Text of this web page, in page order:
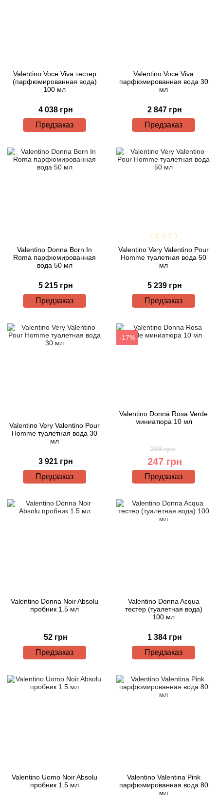
Valentino Voce Viva тестер
(парфюмированная вода)
100 мл
4 038 грн
Предзаказ
Valentino Voce Viva
парфюмированная вода 30
мл
2 847 грн
Предзаказ
Valentino Donna Born In
Roma парфюмированная
вода 50 мл
5 215 грн
Предзаказ
Valentino Very Valentino Pour
Homme туалетная вода 50
мл
5 239 грн
Предзаказ
Valentino Very Valentino Pour
Homme туалетная вода 30
мл
3 921 грн
Предзаказ
-17%
Valentino Donna Rosa Verde
миниатюра 10 мл
299 грн
247 грн
Предзаказ
Valentino Donna Noir Absolu
пробник 1.5 мл
52 грн
Предзаказ
Valentino Donna Acqua
тестер (туалетная вода)
100 мл
1 384 грн
Предзаказ
Valentino Uomo Noir Absolu
пробник 1.5 мл
Valentino Valentina Pink
парфюмированная вода 80
мл